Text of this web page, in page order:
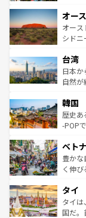
部のニ
文化が
しみな
ならではの
情報は
ワイ島
島だが
おすす
れるお
人々
ク、伝
ワイを、存
はコン
オー
オース
シドニ
リアリ
ク）、
ど、見
いる。
ビング
い。オ
参照し
台湾
日本か
自然が
ン）、
と山
驚きを
容にも
照して
韓国
歴史
-POP
き、地
でき
まで
リティ
覧を参
ベト
豊か
く伸
急速な
ーチミ
醸し出
タイ
タイは
国だ。